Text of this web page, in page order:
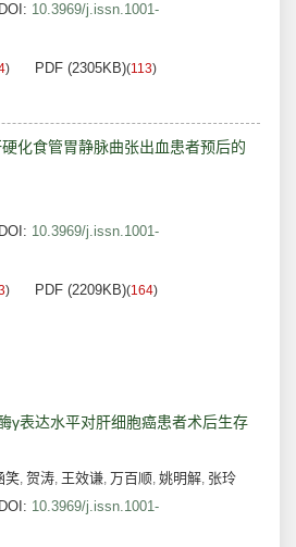
DOI: 10.3969/j.issn.1001-
) PDF (2305KB)(113)
化食管胃静脉曲张出血患者预后的
DOI: 10.3969/j.issn.1001-
) PDF (2209KB)(164)
γ表达水平对肝细胞癌患者术后生存
笑, 贺涛, 王效谦, 万百顺, 姚明解, 张玲
DOI: 10.3969/j.issn.1001-